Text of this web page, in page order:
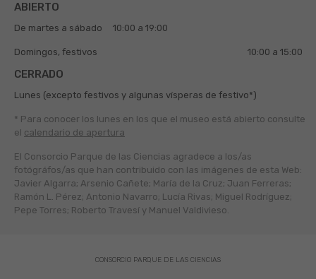
ABIERTO
De martes a sábado 10:00 a 19:00
Domingos, festivos 10:00 a 15:00
CERRADO
Lunes (excepto festivos y algunas vísperas de festivo*)
* Para conocer los lunes en los que el museo está abierto consulte
el calendario de apertura
El Consorcio Parque de las Ciencias agradece a los/as
fotógráfos/as que han contribuido con las imágenes de esta Web:
Javier Algarra; Arsenio Cañete; María de la Cruz; Juan Ferreras;
Ramón L. Pérez; Antonio Navarro; Lucía Rivas; Miguel Rodríguez;
Pepe Torres; Roberto Travesí y Manuel Valdivieso.
CONSORCIO PARQUE DE LAS CIENCIAS